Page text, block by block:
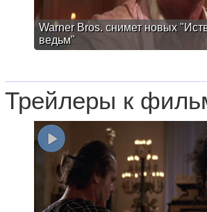
Warner Bros. снимет новых
ведьм"
Трейлеры к